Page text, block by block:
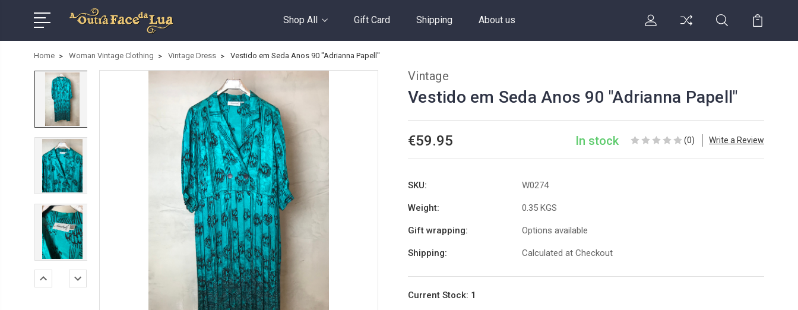
Shop All Gift Card Shipping About us
Home Woman Vintage Clothing Vintage Dress Vestido em Seda Anos 90 "Adrianna Papell"
Vintage
Vestido em Seda Anos 90 "Adrianna Papell"
€59.95 In stock (0) Write a Review
SKU: W0274
Weight: 0.35 KGS
Gift wrapping: Options available
Shipping: Calculated at Checkout
Current Stock: 1